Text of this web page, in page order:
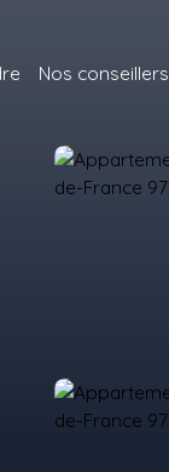
Nos conseillers